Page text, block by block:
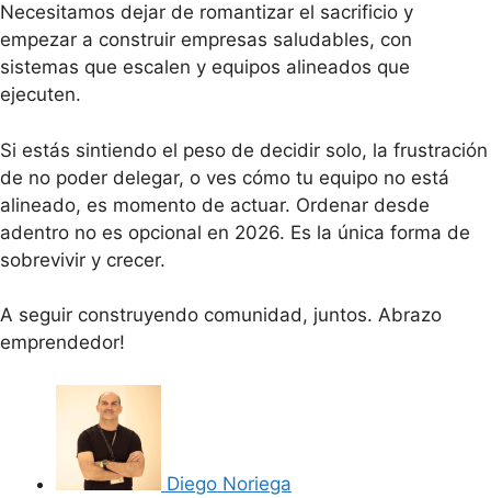
Necesitamos dejar de romantizar el sacrificio y
empezar a construir empresas saludables, con
sistemas que escalen y equipos alineados que
ejecuten.
Si estás sintiendo el peso de decidir solo, la frustración
de no poder delegar, o ves cómo tu equipo no está
alineado, es momento de actuar. Ordenar desde
adentro no es opcional en 2026. Es la única forma de
sobrevivir y crecer.
A seguir construyendo comunidad, juntos. Abrazo
emprendedor!
Diego Noriega